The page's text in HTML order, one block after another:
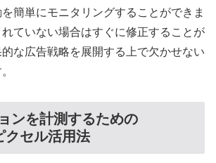
簡単にモニタリングすることができま
ていない場合はすぐに修正することが
な広告戦略を展開する上で欠かせない
ンを計測するための
クセル活用法